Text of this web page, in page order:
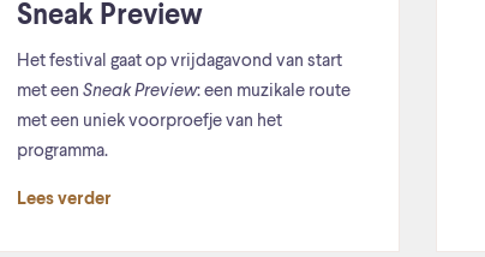
Sneak Preview
Het festival gaat op vrijdagavond van start
met een Sneak Preview: een muzikale route
met een uniek voorproefje van het
programma.
Lees verder